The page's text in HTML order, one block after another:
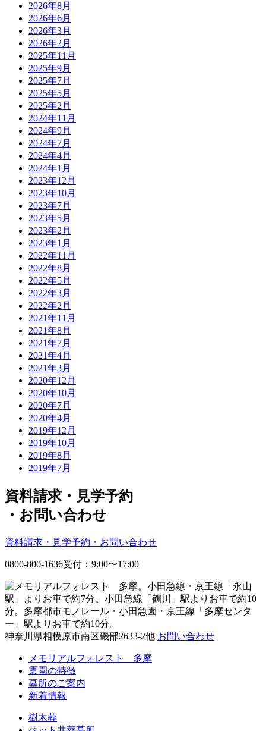
2026年8月
2026年6月
2026年3月
2026年2月
2025年11月
2025年9月
2025年7月
2025年5月
2025年2月
2024年11月
2024年9月
2024年7月
2024年4月
2024年1月
2023年12月
2023年10月
2023年7月
2023年5月
2023年2月
2023年1月
2022年11月
2022年8月
2022年5月
2022年3月
2022年2月
2021年11月
2021年8月
2021年7月
2021年4月
2021年3月
2020年12月
2020年10月
2020年7月
2020年4月
2019年12月
2019年10月
2019年8月
2019年7月
資料請求・見学予約
・ お問い合わせ
資料請求・見学予約・お問い合わせ
0800-800-1636受付：9:00〜17:00
神奈川県相模原市南区磯部2633-2他 お問い合わせ
メモリアルフォレスト 多摩
霊園の特徴
墓所のご案内
新着情報
樹木葬